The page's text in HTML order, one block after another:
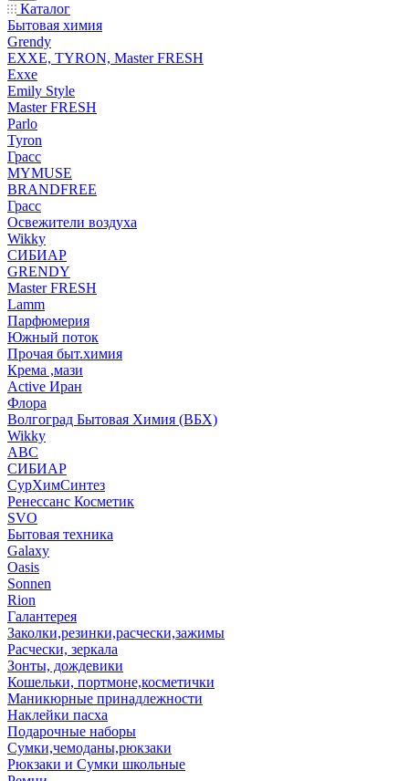
Каталог
Бытовая химия
Grendy
EXXE, TYRON, Master FRESH
Exxe
Emily Style
Master FRESH
Parlo
Tyron
Грасс
MYMUSE
BRANDFREE
Грасс
Освежители воздуха
Wikky
СИБИАР
GRENDY
Master FRESH
Lamm
Парфюмерия
Южный поток
Прочая быт.химия
Крема ,мази
Аctive Иран
Флора
Волгоград Бытовая Химия (ВБХ)
Wikky
АВС
СИБИАР
СурХимСинтез
Ренессанс Косметик
SVO
Бытовая техника
Galaxy
Oasis
Sonnen
Rion
Галантерея
Заколки,резинки,расчески,зажимы
Расчески, зеркала
Зонты, дождевики
Кошельки, портмоне,косметички
Маникюрные принадлежности
Наклейки пасха
Подарочные наборы
Сумки,чемоданы,рюкзаки
Рюкзаки и Сумки школьные